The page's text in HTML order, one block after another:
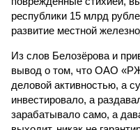
республики 15 млрд
развитие местной
Из слов Белозёрова и
вывод о том, что ОАО
деловой активностью, а
инвестировало, а
зарабатывало само, а